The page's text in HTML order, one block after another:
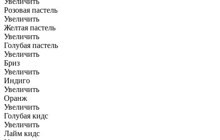
Розовая пастель
Увеличить
Желтая пастель
Увеличить
Голубая пастель
Увеличить
Бриз
Увеличить
Индиго
Увеличить
Оранж
Увеличить
Голубая кидс
Увеличить
Лайм кидс